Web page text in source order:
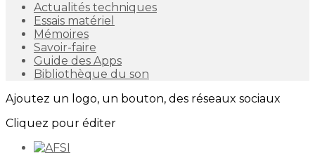
Actualités techniques
Essais matériel
Mémoires
Savoir-faire
Guide des Apps
Bibliothèque du son
Ajoutez un logo, un bouton, des réseaux sociaux
Cliquez pour éditer